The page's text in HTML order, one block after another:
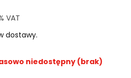
VAT
VAT
dostawy.
niedostępny (brak)